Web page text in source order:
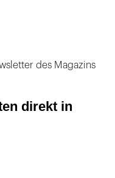
des Magazins
direkt in